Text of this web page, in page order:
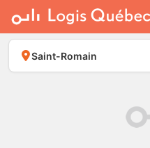
À LOUER
À VENDRE
PLACER UNE ANNONCE
Saint-Romain